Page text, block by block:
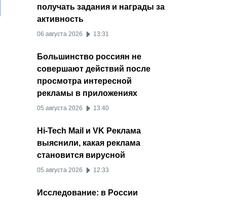
получать задания и награды за
активность
06 августа 2026 13:31
Большинство россиян не
совершают действий после
просмотра интересной
рекламы в приложениях
05 августа 2026 13:40
Hi-Tech Mail и VK Реклама
выяснили, какая реклама
становится вирусной
05 августа 2026 12:33
Исследование: в России